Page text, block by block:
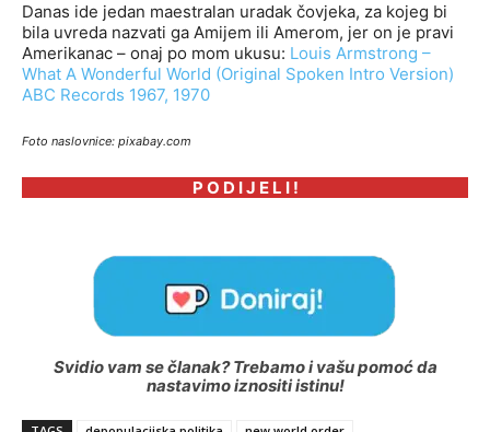
Danas ide jedan maestralan uradak čovjeka, za kojeg bi
bila uvreda nazvati ga Amijem ili Amerom, jer on je pravi
Amerikanac – onaj po mom ukusu: Louis Armstrong –
What A Wonderful World (Original Spoken Intro Version)
ABC Records 1967, 1970
Foto naslovnice: pixabay.com
P O D I J E L I !
Svidio vam se članak? Trebamo i vašu pomoć da
nastavimo iznositi istinu!